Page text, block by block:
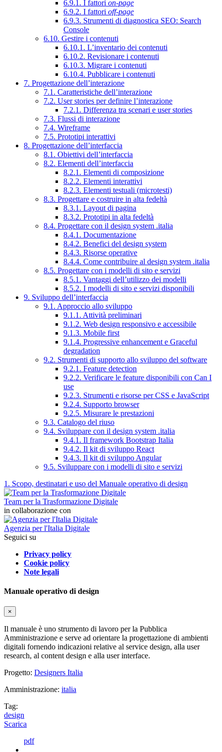
6.9.1. I fattori on-page
6.9.2. I fattori off-page
6.9.3. Strumenti di diagnostica SEO: Search
Console
6.10. Gestire i contenuti
6.10.1. L’inventario dei contenuti
6.10.2. Revisionare i contenuti
6.10.3. Migrare i contenuti
6.10.4. Pubblicare i contenuti
7. Progettazione dell’interazione
7.1. Caratteristiche dell’interazione
7.2. User stories per definire l’interazione
7.2.1. Differenza tra scenari e user stories
7.3. Flussi di interazione
7.4. Wireframe
7.5. Prototipi interattivi
8. Progettazione dell’interfaccia
8.1. Obiettivi dell’interfaccia
8.2. Elementi dell’interfaccia
8.2.1. Elementi di composizione
8.2.2. Elementi interattivi
8.2.3. Elementi testuali (microtesti)
8.3. Progettare e costruire in alta fedeltà
8.3.1. Layout di pagina
8.3.2. Prototipi in alta fedeltà
8.4. Progettare con il design system .italia
8.4.1. Documentazione
8.4.2. Benefici del design system
8.4.3. Risorse operative
8.4.4. Come contribuire al design system .italia
8.5. Progettare con i modelli di sito e servizi
8.5.1. Vantaggi dell’utilizzo dei modelli
8.5.2. I modelli di sito e servizi disponibili
9. Sviluppo dell’interfaccia
9.1. Approccio allo sviluppo
9.1.1. Attività preliminari
9.1.2. Web design responsivo e accessibile
9.1.3. Mobile first
9.1.4. Progressive enhancement e Graceful
degradation
9.2. Strumenti di supporto allo sviluppo del software
9.2.1. Feature detection
9.2.2. Verificare le feature disponibili con Can I
use
9.2.3. Strumenti e risorse per CSS e JavaScript
9.2.4. Supporto browser
9.2.5. Misurare le prestazioni
9.3. Catalogo del riuso
9.4. Sviluppare con il design system .italia
9.4.1. Il framework Bootstrap Italia
9.4.2. Il kit di sviluppo React
9.4.3. Il kit di sviluppo Angular
9.5. Sviluppare con i modelli di sito e servizi
1. Scopo, destinatari e uso del Manuale operativo di design
Team per la Trasformazione Digitale
in collaborazione con
Agenzia per l'Italia Digitale
Seguici su
Privacy policy
Cookie policy
Note legali
Manuale operativo di design
×
Il manuale è uno strumento di lavoro per la Pubblica
Amministrazione e serve ad orientare la progettazione di ambienti
digitali fornendo indicazioni relative al service design, alla user
research, al content design e alla user interface.
Progetto: Designers Italia
Amministrazione: italia
Tag:
design
Scarica
pdf